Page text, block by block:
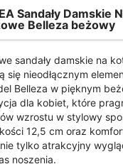
Sandały Damskie
Belleza beżowy
sandały damskie na
się nieodłącznym
Belleza w pięknym
dla kobiet, które
wzrostu w stylowy
12,5 cm oraz
tylko atrakcyjny
noszenia.